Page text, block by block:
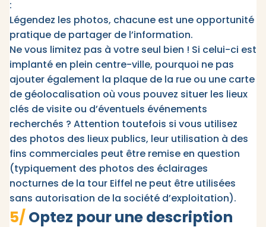
:
Légendez les photos, chacune est une opportunité
pratique de partager de l’information.
Ne vous limitez pas à votre seul bien ! Si celui-ci est
implanté en plein centre-ville, pourquoi ne pas
ajouter également la plaque de la rue ou une carte
de géolocalisation où vous pouvez situer les lieux
clés de visite ou d’éventuels événements
recherchés ? Attention toutefois si vous utilisez
des photos des lieux publics, leur utilisation à des
fins commerciales peut être remise en question
(typiquement des photos des éclairages
nocturnes de la tour Eiffel ne peut être utilisées
sans autorisation de la société d’exploitation).
5/Optez pour une description